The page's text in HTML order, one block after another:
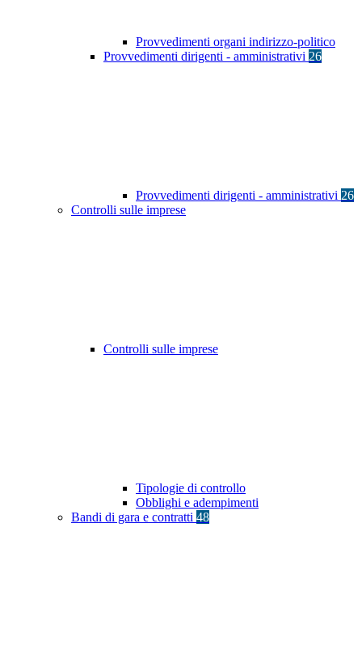
Provvedimenti organi indirizzo-politico
Provvedimenti dirigenti - amministrativi 26
Provvedimenti dirigenti - amministrativi 26
Controlli sulle imprese
Controlli sulle imprese
Tipologie di controllo
Obblighi e adempimenti
Bandi di gara e contratti 48